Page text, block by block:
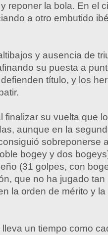
reponer la bola. En el
a otro embutido
y ausencia de
su puesta a
título, y los
finalizar su vuelta que
aunque en la
sobreponerse
bogey y dos
(31 golpes, con
que no ha jugado tan
la orden de mérito y
un tiempo como